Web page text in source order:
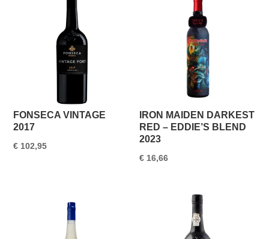
FONSECA VINTAGE
2017
€ 102,95
IRON MAIDEN DARKEST
RED – EDDIE’S BLEND
2023
€ 16,66